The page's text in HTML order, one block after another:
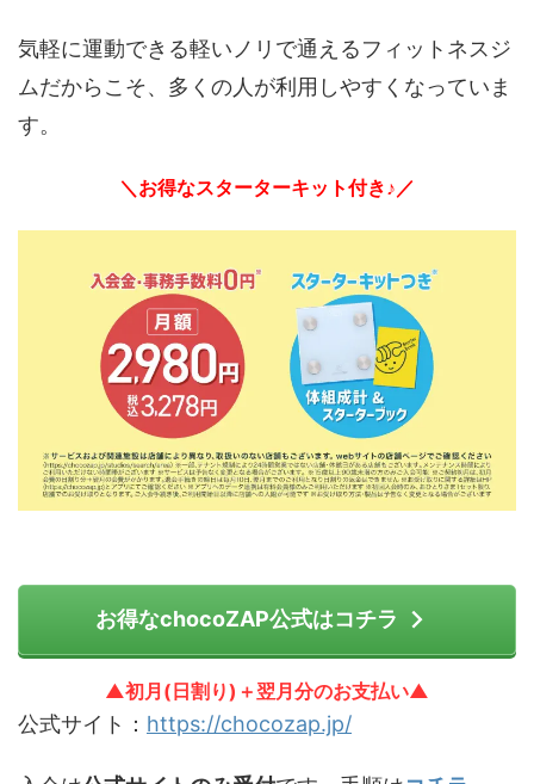
気軽に運動できる軽いノリで通えるフィットネスジ
ムだからこそ、多くの人が利用しやすくなっていま
す。
＼お得なスターターキット付き♪／
お得なchocoZAP公式はコチラ
▲初月(日割り)＋翌月分のお支払い▲
公式サイト： https://chocozap.jp/